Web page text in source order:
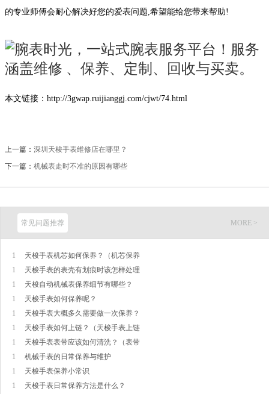
的专业师傅会耐心解决好您的爱表问题,希望能给您带来帮助!
本文链接：http://3gwap.ruijianggj.com/cjwt/74.html
上一篇： 深圳天梭手表维修店在哪里？
下一篇： 机械表走时不准的原因有哪些
常见问题推荐 MORE >
1
天梭手表机芯如何保养？（机芯保养
1
天梭手表的表壳有划痕时该怎样处理
1
天梭自动机械表保养细节有哪些？
1
天梭手表如何保养呢？
1
天梭手表大概多久需要做一次保养？
1
天梭手表如何上链？（天梭手表上链
1
天梭手表表带应该如何清洗？（表带
1
机械手表的日常保养与维护
1
天梭手表保养小常识
1
天梭手表日常保养方法是什么？